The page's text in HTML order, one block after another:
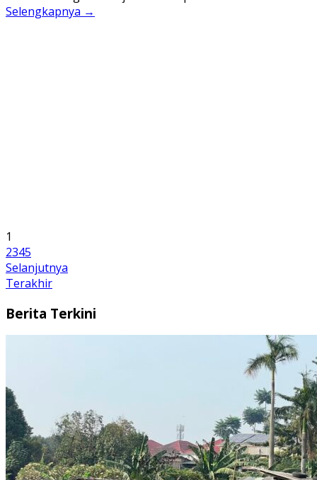
Selengkapnya →
1
2345
Selanjutnya
Terakhir
Berita Terkini